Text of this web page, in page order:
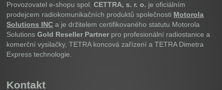
Provozovatel e-shopu spol.CETTRA, s. r. o. je oficiálním
prodejcem radiokomunikačních produktů společnosti Motorola
Solutions INC a je držitelem certifikovaného statutu Motorola
SolutionsGold Reseller Partner pro profesionální radiostanice a
komerční vysilačky, TETRA koncová zařízení a TETRA Dimetra
Express technologie.
Kontakt